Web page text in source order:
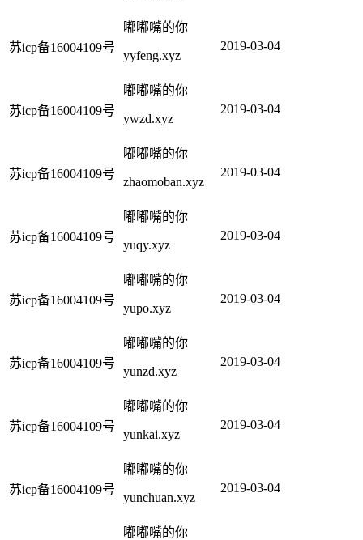
苏icp备16004109号
嘟嘟嘴的你
yyfeng.xyz
2019-03-04
苏icp备16004109号
嘟嘟嘴的你
ywzd.xyz
2019-03-04
苏icp备16004109号
嘟嘟嘴的你
zhaomoban.xyz
2019-03-04
苏icp备16004109号
嘟嘟嘴的你
yuqy.xyz
2019-03-04
苏icp备16004109号
嘟嘟嘴的你
yupo.xyz
2019-03-04
苏icp备16004109号
嘟嘟嘴的你
yunzd.xyz
2019-03-04
苏icp备16004109号
嘟嘟嘴的你
yunkai.xyz
2019-03-04
苏icp备16004109号
嘟嘟嘴的你
yunchuan.xyz
2019-03-04
嘟嘟嘴的你